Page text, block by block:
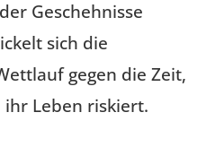
Geschehnisse
sich die
gegen die Zeit,
ihr Leben riskiert.